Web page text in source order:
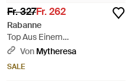
Fr. 327Fr. 262
Rabanne
Top Aus Einem
Baumwollgemisch - Rot
Von Mytheresa
SALE